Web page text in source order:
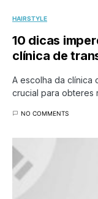
HAIRSTYLE
10 dicas
clínica de
A escolha da clínica
crucial para obteres
NO COMMENTS